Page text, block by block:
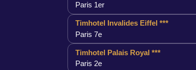
Paris 1er
Timhotel Invalides Eiffel ***
Paris 7e
Timhotel Palais Royal ***
Paris 2e